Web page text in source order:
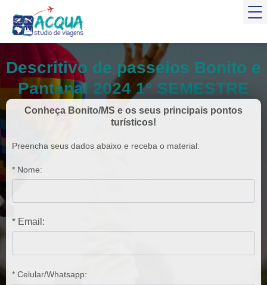
Descritivo de passeios Bonito e
Pantanal 2024 1° SEMESTRE
Conheça Bonito/MS e os seus principais pontos
turísticos!
Preencha seus dados abaixo e receba o material:
* Nome:
* Email:
* Celular/Whatsapp: